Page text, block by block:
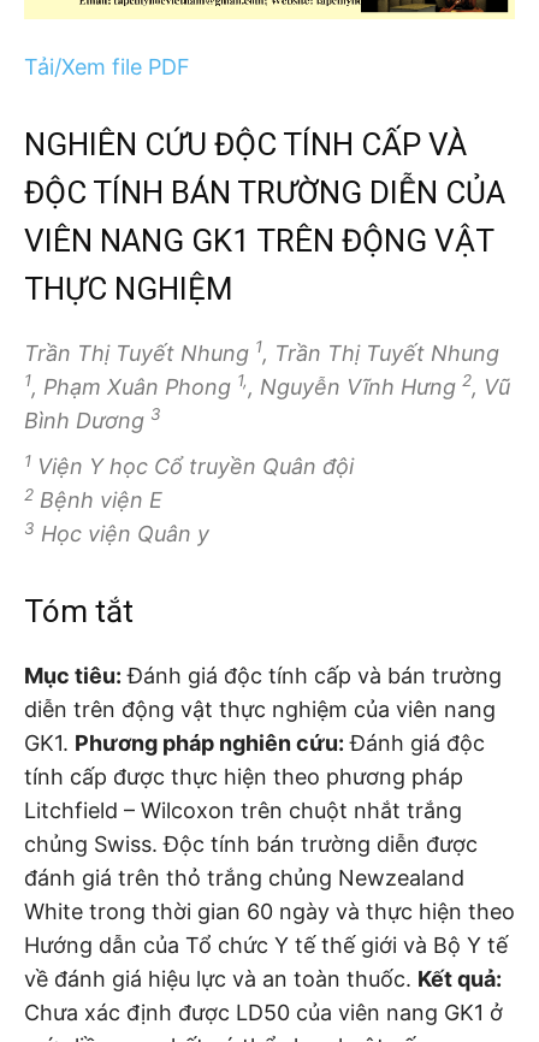
Tải/Xem file PDF
NGHIÊN CỨU ĐỘC TÍNH CẤP VÀ
ĐỘC TÍNH BÁN TRƯỜNG DIỄN CỦA
VIÊN NANG GK1 TRÊN ĐỘNG VẬT
THỰC NGHIỆM
Trần Thị Tuyết Nhung 1, Trần Thị Tuyết Nhung
1, Phạm Xuân Phong 1,, Nguyễn Vĩnh Hưng 2, Vũ
Bình Dương 3
1 Viện Y học Cổ truyền Quân đội
2 Bệnh viện E
3 Học viện Quân y
Tóm tắt
Mục tiêu: Đánh giá độc tính cấp và bán trường
diễn trên động vật thực nghiệm của viên nang
GK1. Phương pháp nghiên cứu: Đánh giá độc
tính cấp được thực hiện theo phương pháp
Litchfield – Wilcoxon trên chuột nhắt trắng
chủng Swiss. Độc tính bán trường diễn được
đánh giá trên thỏ trắng chủng Newzealand
White trong thời gian 60 ngày và thực hiện theo
Hướng dẫn của Tổ chức Y tế thế giới và Bộ Y tế
về đánh giá hiệu lực và an toàn thuốc. Kết quả:
Chưa xác định được LD50 của viên nang GK1 ở